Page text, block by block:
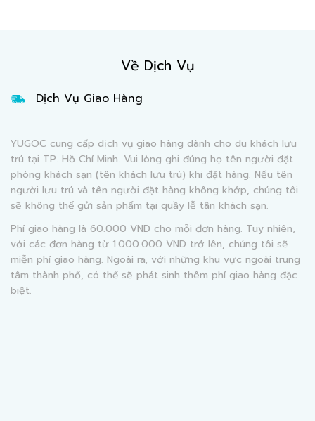
Về Dịch Vụ
Dịch Vụ Giao Hàng
YUGOC cung cấp dịch vụ giao hàng dành cho du khách lưu
trú tại TP. Hồ Chí Minh. Vui lòng ghi đúng họ tên người đặt
phòng khách sạn (tên khách lưu trú) khi đặt hàng. Nếu tên
người lưu trú và tên người đặt hàng không khớp, chúng tôi
sẽ không thể gửi sản phẩm tại quầy lễ tân khách sạn.
Phí giao hàng là 60.000 VND cho mỗi đơn hàng. Tuy nhiên,
với các đơn hàng từ 1.000.000 VND trở lên, chúng tôi sẽ
miễn phí giao hàng. Ngoài ra, với những khu vực ngoài trung
tâm thành phố, có thể sẽ phát sinh thêm phí giao hàng đặc
biệt.